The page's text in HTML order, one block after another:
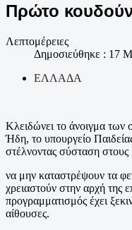
Πρώτο
Λεπτομέρειες
Δημοσιεύθηκε : 17
ΕΛΛΑΔΑ
Κλειδώνει το άνοιγμα των
Ήδη, το υπουργείο
στέλνοντας σύσταση στους
να μην καταστρέψουν τα
χρειαστούν στην αρχή της
προγραμματισμός έχει
αίθουσες.